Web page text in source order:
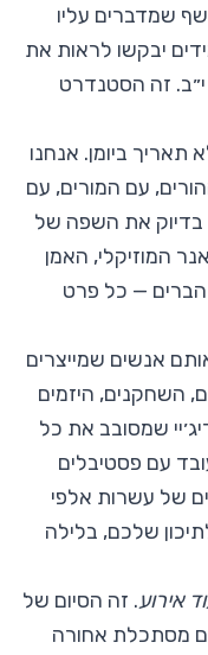
שמדברים עליו
יבקשו לראות את
י״ב. זה הסטנדרט
ביומן. אנחנו
עם המורים, עם
בדיוק את השפה של
המוזיקלי, האמן
הברים — כל פרט
אנשים שמייצרים
השחקנים, היזמים
שמסובב את כל
עם פסטיבלים
של עשרות אלפי
שלכם, בלילה
אירוע. זה הסיום של
מסתכלת אחורה